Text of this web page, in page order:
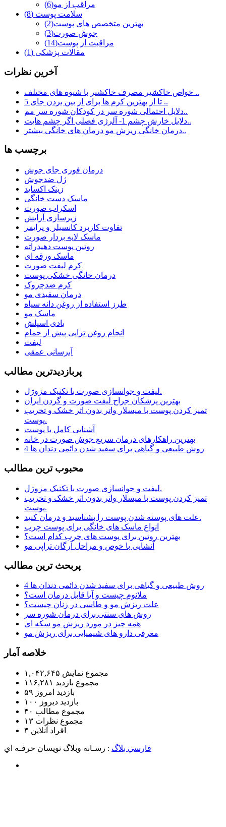
مراقب از مو(6)
سلامت پوست (8)
بهترین متخصص های پوست(2)
جوش صورت(3)
مراقبت از پوست(14)
مقالات پزشکی (1)
آخرين نظرات
خواص خاکشیر مصرف خاکشیر با شیوه های مختلف ..
5 تا از بهترین کرم ها برای از بین بردن جای ..
دلایل احتمالی شوره سر در کودکان شوره سر مم..
دلایل خارش چشم 1- آلرژی فصلی اگر چشم هایت..
درمان خانگی ریزش مو درمان های خانگی بیشتر..
برچسب ها
درمان فوری جای جوش
ژل ضدجوش
زینک اکساید
ماسک دست خانگی
اسکراب صورت
زیرسازی آرایش
تفاوت کاربرد کانسیلر و پرایمر
ماسک لایه بردار صورت
روتین پوست دهیدراته
ماسک ورقه ای
کرم لیفت صورت
درمان خانگی خشکی پوست
کرم ضدچروک
درمان سفیدی مو
طرز استفاده از روغن دانه سیاه
ماسک مو
بادی اسپلش
انجام روغن تراپی پیش از حمام
لیفت
آبرسانی عمقی
پربازديدترين مطالب
لیفت و جوانسازی صورت با تکنیک مزوژل.
بهترین پزشکان جراح لیفت صورت و گردن ایران
تمیز کردن پوست با میسلار واتر بدون اثر خشک و تخریب
پوست.
آشنایی کامل با پوست
بهترین راهکارهای درمان سریع جوش صورت در خانه
4 روش طبیعی و گیاهی برای سفید شدن دائمی دندان ها
محبوب ترين مطالب
لیفت و جوانسازی صورت با تکنیک مزوژل.
تمیز کردن پوست با میسلار واتر بدون اثر خشک و تخریب
پوست.
علت های پوسته شدن پوست را بشناسید و درمان کنید.
انواع ماسک های خانگی برای پوست چرب
بهترین روتین برای پوست های چرب کدام است؟
آنشایی با خوص و مراحل آرگان تراپی مو
پربحث ترين مطالب
4 روش طبیعی و گیاهی برای سفید شدن دائمی دندان ها
ملانوم چیست و آیا قابل درمان است؟
علت ریزش مو و طاسی در زنان چیست؟
روش های سنتی برای درمان شوره سر
همه چیز در مورد ریزش مو سکه ای
معرفی دارو های شیمیایی برای ریزش مو
خلاصه آمار
مجموع نمایش‌ ۱,۰۴۲,۶۴۵
مجموع بازدید ۱۱۶,۲۸۱
بازدید امروز ۵۹
بازدید دیروز
۱۰۰
مجموع مطالب ۴۰
مجموع نظرات ۱۳
افراد آنلاین ۴
فارسي بلاگ : رسـانه وبلاگ نويسان حرفـه اي